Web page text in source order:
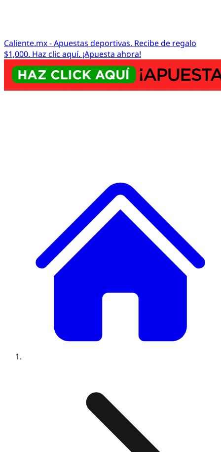
Caliente.mx - Apuestas deportivas. Recibe de regalo
$1,000. Haz clic aquí. ¡Apuesta ahora!